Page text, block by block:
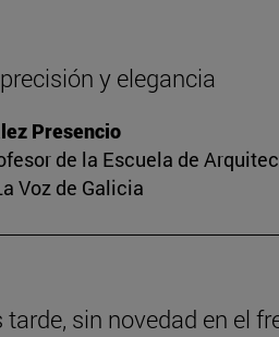
y elegancia
Presencio
de la Escuela de
Voz de Galicia
sin novedad en el